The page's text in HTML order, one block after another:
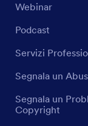
Webinar
Podcast
Servizi
Segnala un
Segnala un
Copyright